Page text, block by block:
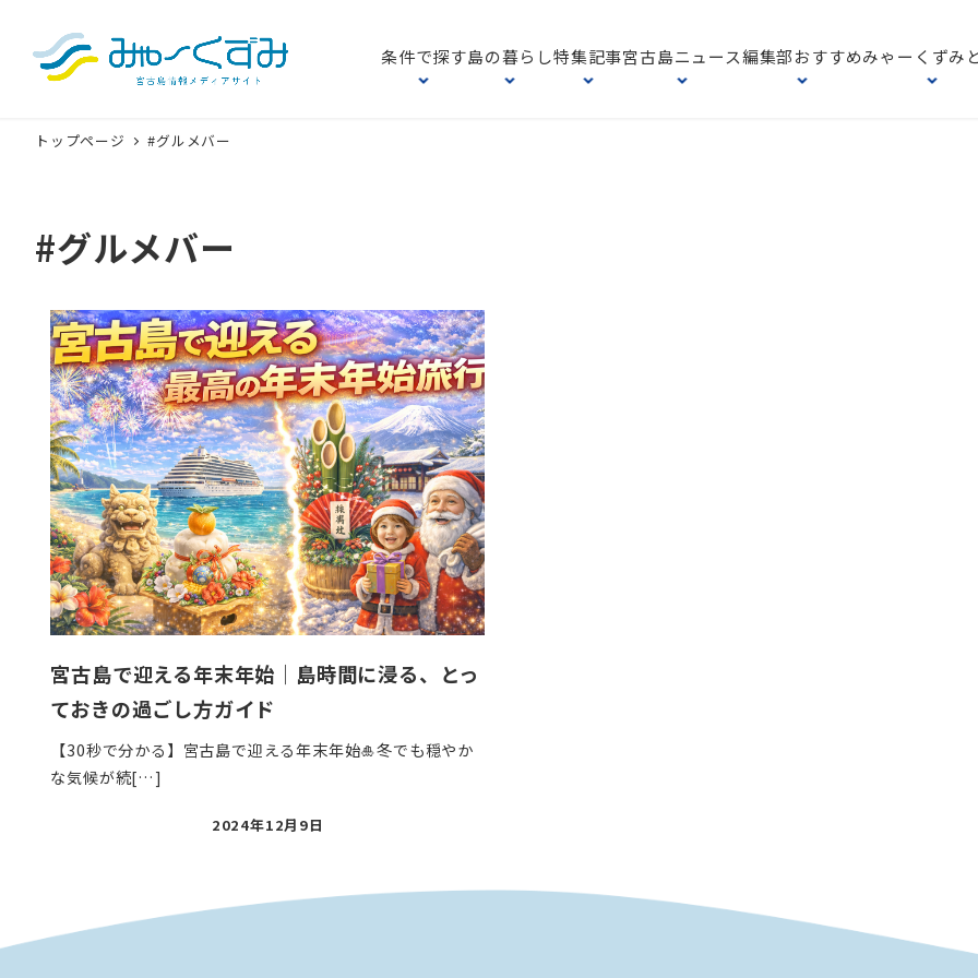
条件で探す島の暮らし特集記事宮古島ニュース編集部おすすめみゃーくずみ
トップページ #グルメバー
#グルメバー
宮古島で迎える年末年始｜島時間に浸る、とっ
ておきの過ごし方ガイド
【30秒で分かる】宮古島で迎える年末年始🎍冬でも穏やか
な気候が続[…]
投
2024年12月9日